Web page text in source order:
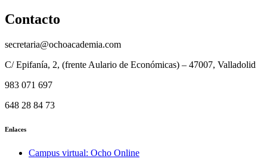
Contacto
secretaria@ochoacademia.com
C/ Epifanía, 2, (frente Aulario de Económicas) – 47007, Valladolid
983 071 697
648 28 84 73
Enlaces
Campus virtual: Ocho Online